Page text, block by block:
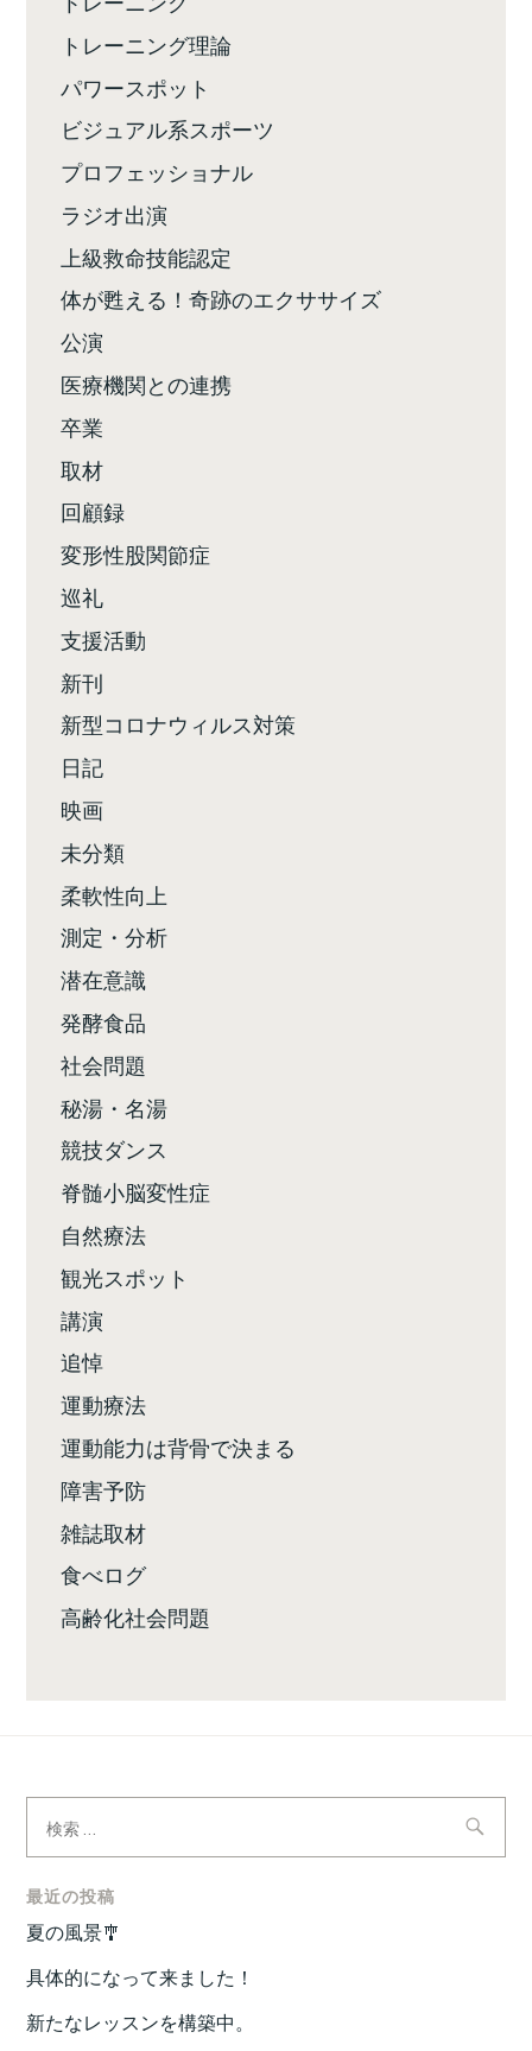
トレーニング理論
パワースポット
ビジュアル系スポーツ
プロフェッショナル
ラジオ出演
上級救命技能認定
体が甦える！奇跡のエクササイズ
公演
医療機関との連携
卒業
取材
回顧録
変形性股関節症
巡礼
支援活動
新刊
新型コロナウィルス対策
日記
映画
未分類
柔軟性向上
測定・分析
潜在意識
発酵食品
社会問題
秘湯・名湯
競技ダンス
脊髄小脳変性症
自然療法
観光スポット
講演
追悼
運動療法
運動能力は背骨で決まる
障害予防
雑誌取材
食べログ
高齢化社会問題
索:
最近の投稿
夏の風景🎐
具体的になって来ました！
新たなレッスンを構築中。